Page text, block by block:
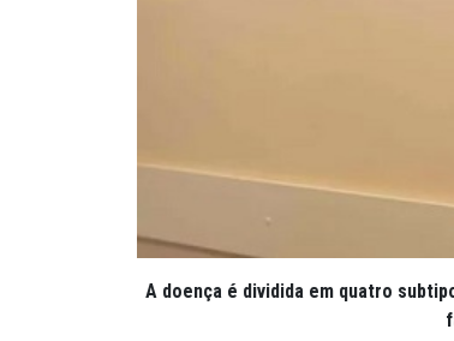
A doença é dividida em quatro